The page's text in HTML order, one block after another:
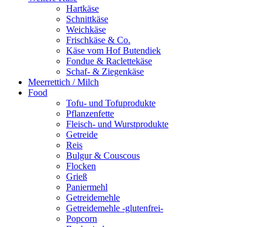
Hartkäse
Schnittkäse
Weichkäse
Frischkäse & Co.
Käse vom Hof Butendiek
Fondue & Raclettekäse
Schaf- & Ziegenkäse
Meerrettich / Milch
Food
Tofu- und Tofuprodukte
Pflanzenfette
Fleisch- und Wurstprodukte
Getreide
Reis
Bulgur & Couscous
Flocken
Grieß
Paniermehl
Getreidemehle
Getreidemehle -glutenfrei-
Popcorn